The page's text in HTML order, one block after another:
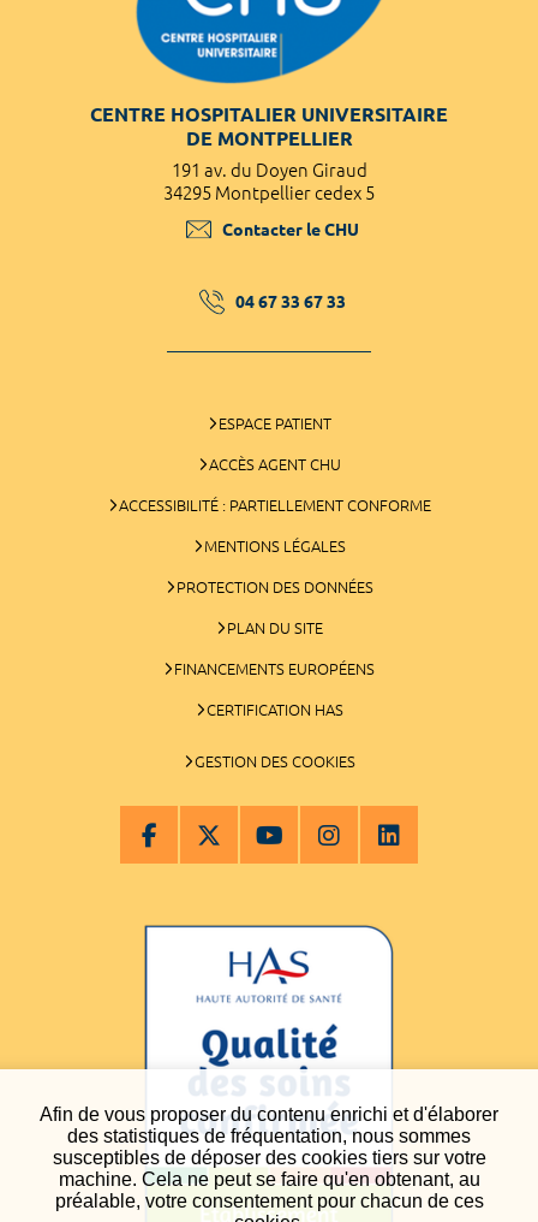
Afin de vous proposer du contenu enrichi et d'élaborer
des statistiques de fréquentation, nous sommes
susceptibles de déposer des cookies tiers sur votre
machine. Cela ne peut se faire qu'en obtenant, au
préalable, votre consentement pour chacun de ces
CENTRE HOSPITALIER UNIVERSITAIRE
DE MONTPELLIER
191 av. du Doyen Giraud
34295 Montpellier cedex 5
Contacter le CHU
04 67 33 67 33
ESPACE PATIENT
ACCÈS AGENT CHU
ACCESSIBILITÉ : PARTIELLEMENT CONFORME
MENTIONS LÉGALES
PROTECTION DES DONNÉES
PLAN DU SITE
FINANCEMENTS EUROPÉENS
CERTIFICATION HAS
GESTION DES COOKIES